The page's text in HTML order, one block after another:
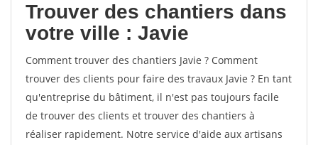
Trouver des chantiers dans
votre ville : Javie
Comment trouver des chantiers Javie ? Comment
trouver des clients pour faire des travaux Javie ? En tant
qu'entreprise du bâtiment, il n'est pas toujours facile
de trouver des clients et trouver des chantiers à
réaliser rapidement. Notre service d'aide aux artisans